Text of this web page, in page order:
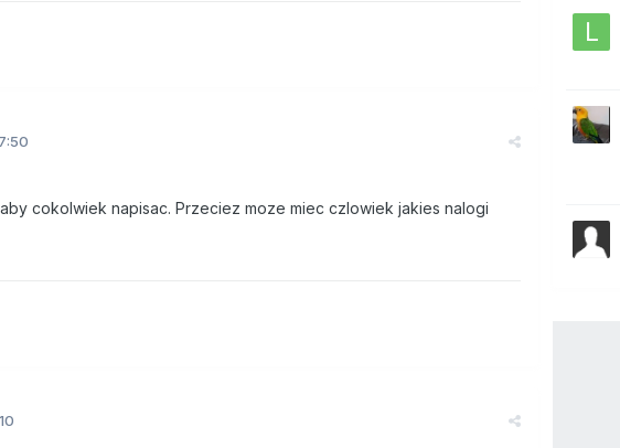
cokolwiek napisac. Przeciez moze miec czlowiek jakies nalogi